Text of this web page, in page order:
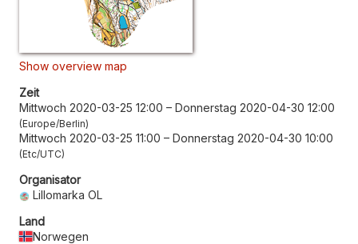
Show overview map
Zeit
Mittwoch 2020-03-25 12:00 – Donnerstag 2020-04-30 12:00
Europe/Berlin
Mittwoch 2020-03-25 11:00 – Donnerstag 2020-04-30 10:00
Etc/UTC
Organisator
Lillomarka OL
Land
Norwegen